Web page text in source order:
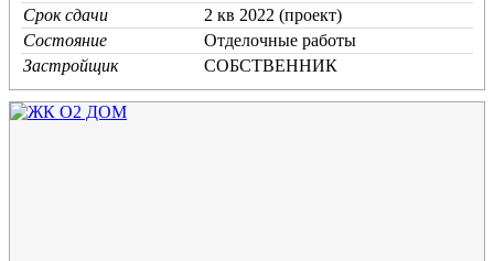
Срок сдачи
2 кв 2022 (проект)
Состояние
Отделочные работы
Застройщик
СОБСТВЕННИК